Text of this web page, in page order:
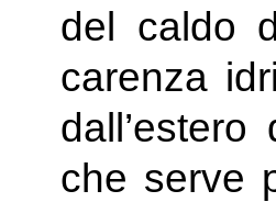
del caldo
carenza
che serve